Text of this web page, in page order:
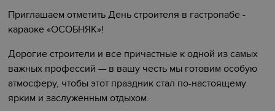
Приглашаем отметить День строителя в гастропабе -
караоке «ОСОБНЯК»!
Дорогие строители и все причастные к одной из самых
важных профессий — в вашу честь мы готовим особую
атмосферу, чтобы этот праздник стал по-настоящему
ярким и заслуженным отдыхом.